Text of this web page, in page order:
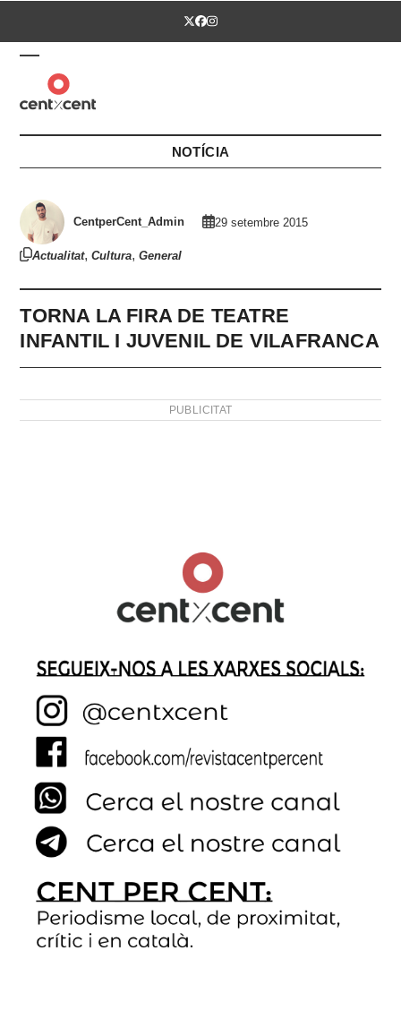
Twitter
Facebook
Instagram
Open
mobile
menu
Close
mobile
menu
NOTÍCIA
CentperCent_Admin 29 setembre 2015
Actualitat,Cultura,General
TORNA LA FIRA DE TEATRE
INFANTIL I JUVENIL DE VILAFRANCA
PUBLICITAT